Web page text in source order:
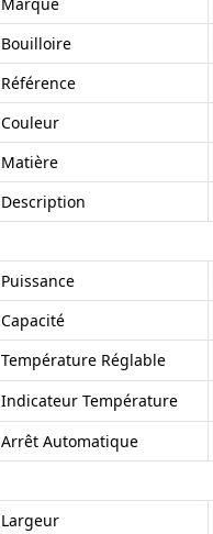
Bouilloire
Référence
Couleur
Matière
Description
Puissance
Capacité
Température Réglable
Indicateur Température
Arrêt Automatique
Largeur